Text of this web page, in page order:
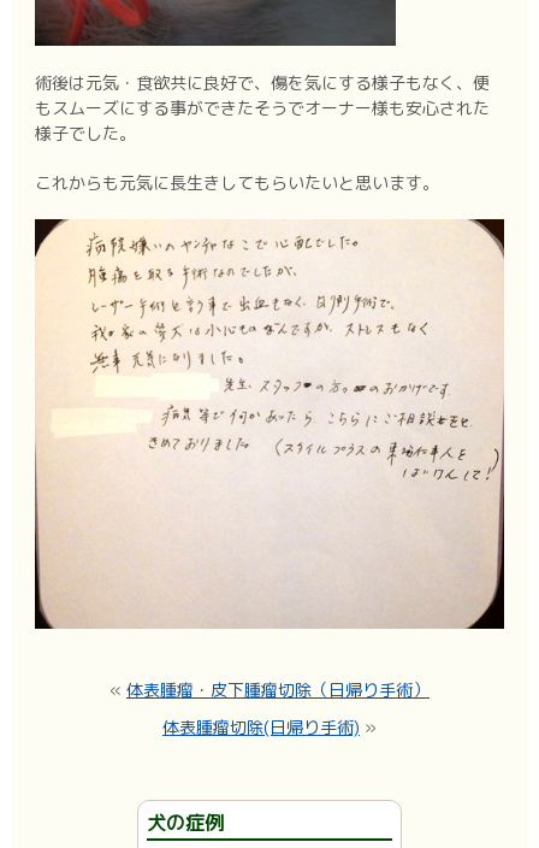
術後は元気・食欲共に良好で、傷を気にする様子もなく、便
もスムーズにする事ができたそうでオーナー様も安心された
様子でした。
これからも元気に長生きしてもらいたいと思います。
« 体表腫瘤・皮下腫瘤切除（日帰り手術）
体表腫瘤切除(日帰り手術) »
犬の症例